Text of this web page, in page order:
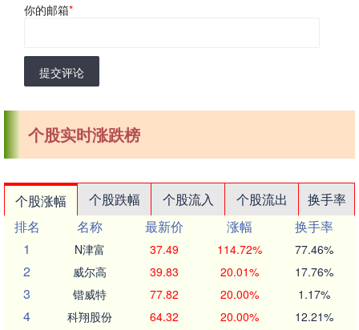
你的邮箱*
提交评论
个股实时涨跌榜
个股涨幅 个股跌幅 个股流入 个股流出
换手率
排名
名称 最新价 涨幅
换手率
1
N津富 37.49 114.72% 77.46%
2 威尔高 39.83 20.01% 17.76%
3 锴威特 77.82 20.00% 1.17%
4 科翔股份 64.32 20.00% 12.21%